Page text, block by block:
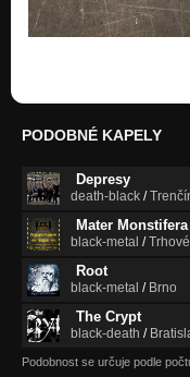
PODOBNÉ KAPELY
Depresy
death-black /
Mater Monstifera
black-metal /
Root
black-metal / Brno
The Crypt
black-death /
Podobnost se určuje podle